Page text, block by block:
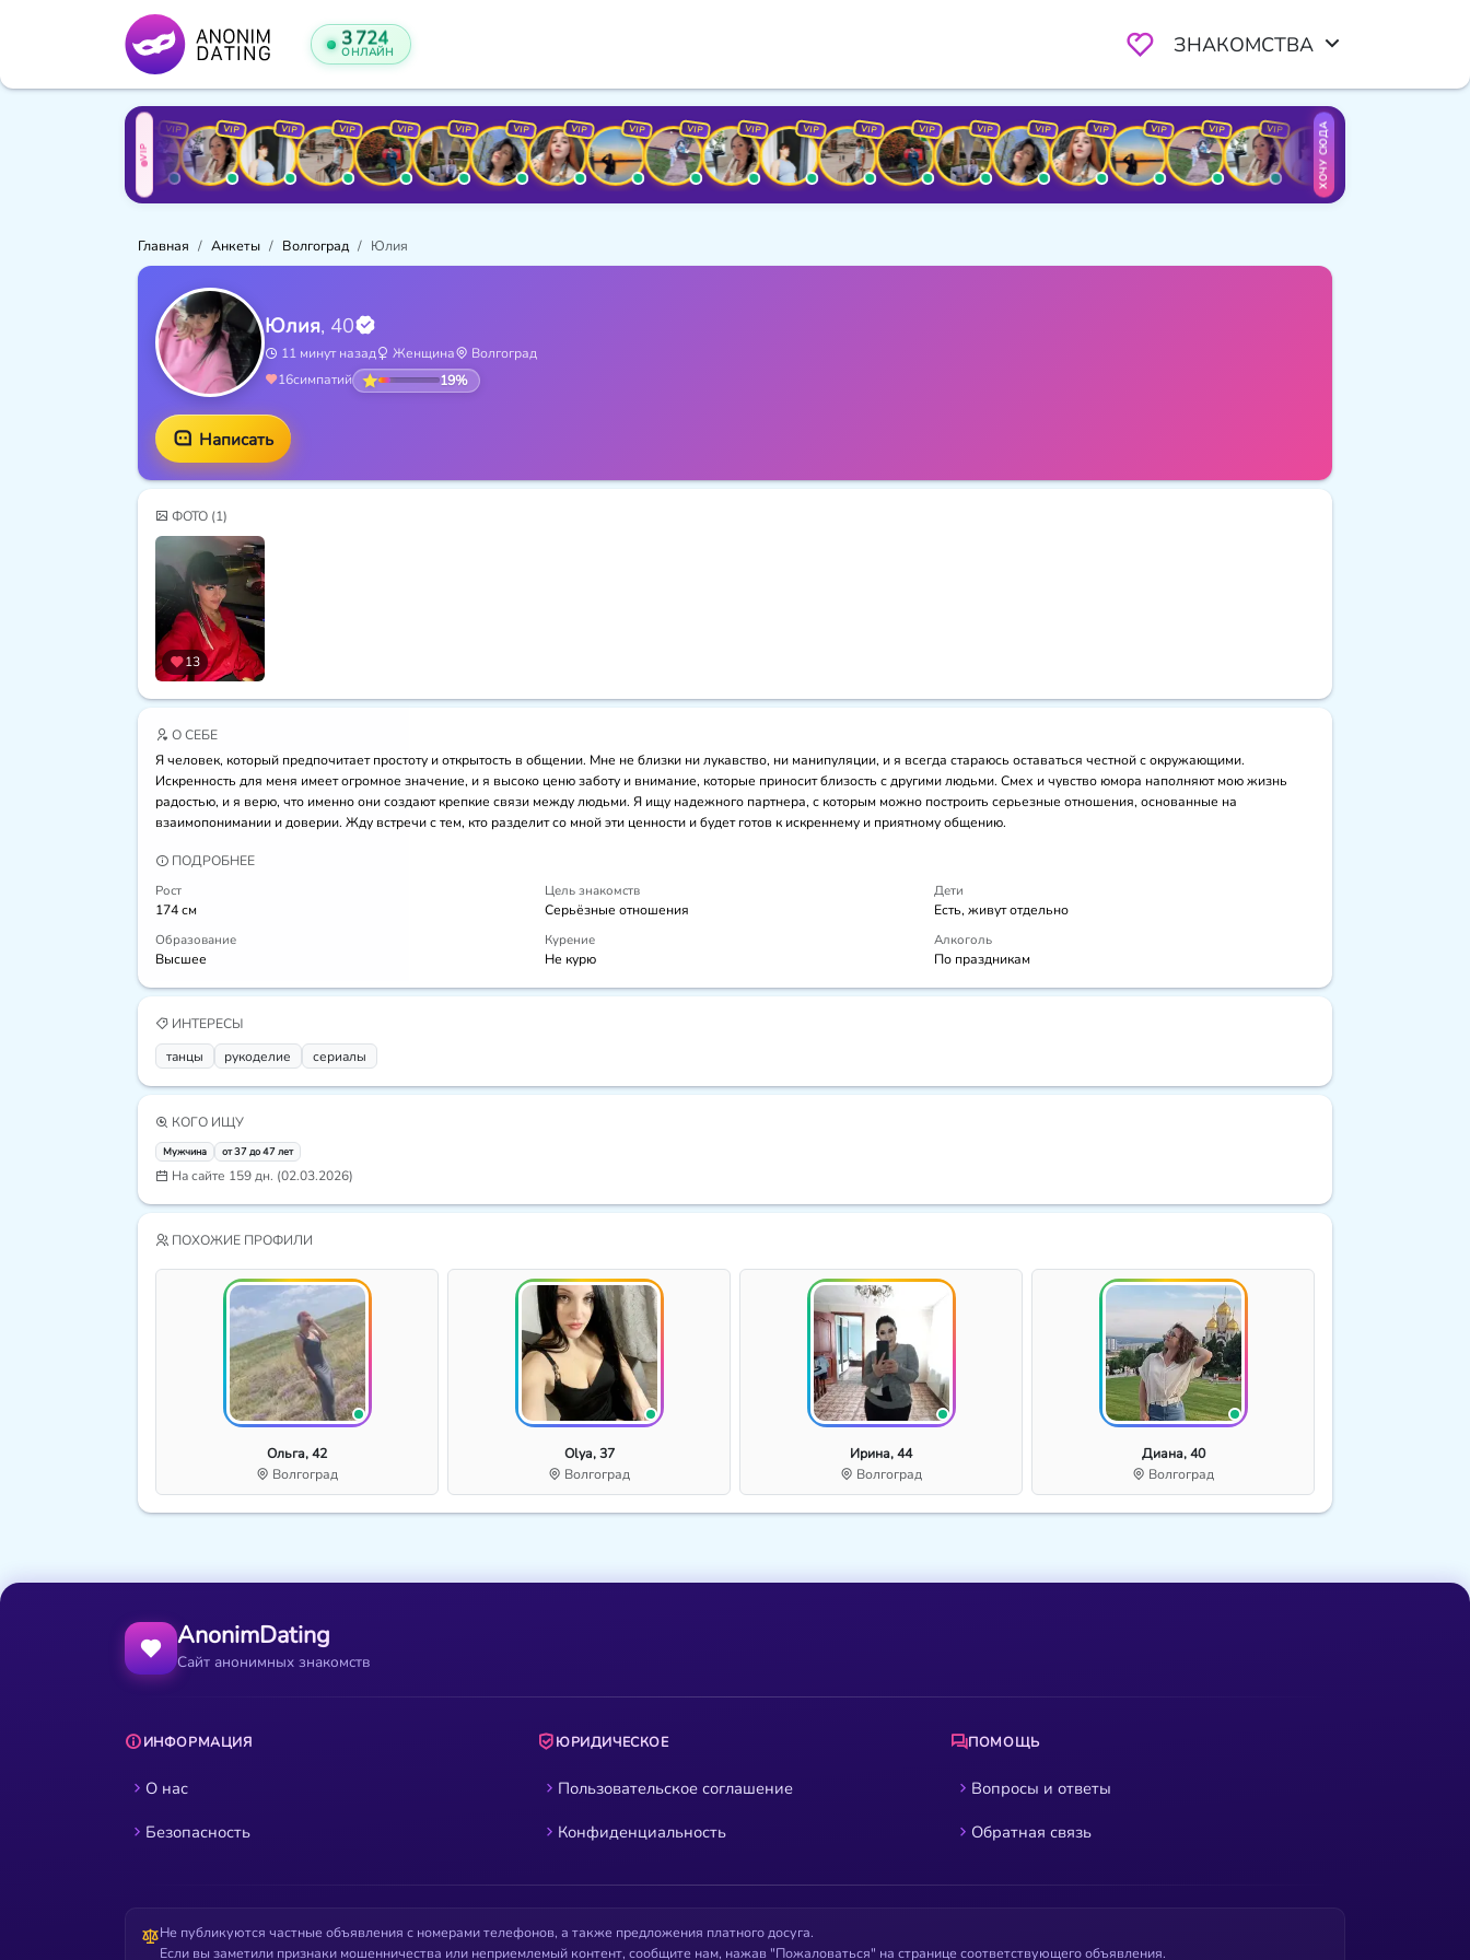
3 724
ОНЛАЙН ЗНАКОМСТВА
VIP
VIP VIP VIP VIP VIP VIP VIP VIP VIP VIP VIP VIP VIP VIP VIP VIP VIP VIP VIP VIP ХОЧУ СЮДА
Главная Анкеты Волгоград Юлия
Юлия, 40
11 минут назад Женщина
Волгоград
16симпатий 19%
Написать
ФОТО (1)
13
О СЕБЕ
Я человек, который предпочитает простоту и открытость в общении. Мне не близки ни лукавство, ни манипуляции, и я всегда стараюсь оставаться честной с окружающими.
Искренность для меня имеет огромное значение, и я высоко ценю заботу и внимание, которые приносит близость с другими людьми. Смех и чувство юмора наполняют мою жизнь
радостью, и я верю, что именно они создают крепкие связи между людьми. Я ищу надежного партнера, с которым можно построить серьезные отношения, основанные на
взаимопонимании и доверии. Жду встречи с тем, кто разделит со мной эти ценности и будет готов к искреннему и приятному общению.
ПОДРОБНЕЕ
Рост
174 см
Цель знакомств
Серьёзные отношения
Дети
Есть, живут отдельно
Образование
Высшее
Курение
Не курю
Алкоголь
По праздникам
ИНТЕРЕСЫ
танцы
рукоделие сериалы
КОГО ИЩУ
Мужчина от 37 до 47 лет
На сайте 159 дн. (02.03.2026)
ПОХОЖИЕ ПРОФИЛИ
Ольга, 42
Волгоград
Olya, 37
Волгоград
Ирина, 44
Волгоград
Диана, 40
Волгоград
AnonimDating
Сайт анонимных знакомств
ИНФОРМАЦИЯ
О нас
Безопасность
ЮРИДИЧЕСКОЕ
Пользовательское соглашение
Конфиденциальность
ПОМОЩЬ
Вопросы и ответы
Обратная связь
Не публикуются частные объявления с номерами телефонов, а также предложения платного досуга.
Если вы заметили признаки мошенничества или неприемлемый контент, сообщите нам, нажав "Пожаловаться" на странице соответствующего объявления.